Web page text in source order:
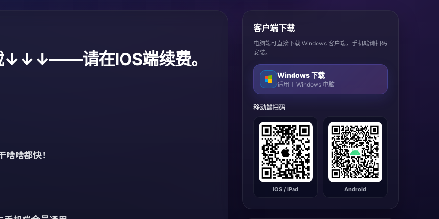
↓↓↓——请在IOS端续费。
啥都快！
客户端下载
电脑端可直接下载 Windows 客户端，手机端请扫码
安装。
Windows 下载
适用于 Windows 电脑
移动端扫码
iOS / iPad Android